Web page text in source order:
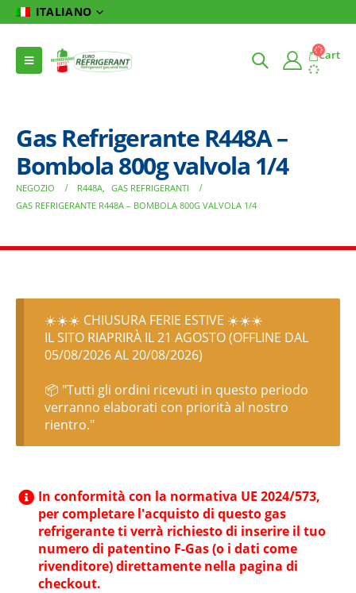
ITALIANO
Cart
Gas Refrigerante R448A –
Bombola 800g valvola 1/4
NEGOZIO R448A, GAS REFRIGERANTI
GAS REFRIGERANTE R448A – BOMBOLA 800G VALVOLA 1/4
☀️☀️☀️ CHIUSURA FERIE ESTIVE ☀️☀️☀️
IL SITO RIAPRIRÀ IL 21 AGOSTO (OFFLINE DAL
05/08/2026 AL 20/08/2026)
📦 "Tutti gli ordini ricevuti in questo periodo
verranno elaborati con priorità al nostro
rientro."
In conformità con la normativa UE 2024/573,
per completare l'acquisto di questo gas
refrigerante ti verrà richiesto di inserire il tuo
numero di patentino F-Gas (o i dati come
rivenditore) direttamente nella pagina di
checkout.